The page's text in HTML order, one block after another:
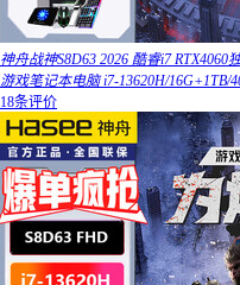
神舟战神S8D63 2026 酷睿i7 RTX4060
游戏笔记本电脑 i7-13620H/16G+1TB/
18条评价